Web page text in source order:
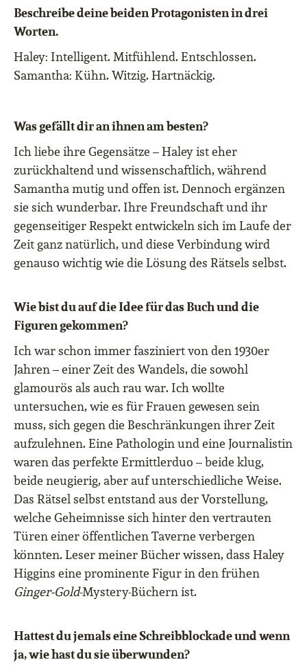
Beschreibe deine beiden Protagonisten in drei
Worten.
Haley: Intelligent. Mitfühlend. Entschlossen.
Samantha: Kühn. Witzig. Hartnäckig.
Was gefällt dir an ihnen am besten?
Ich liebe ihre Gegensätze – Haley ist eher
zurückhaltend und wissenschaftlich, während
Samantha mutig und offen ist. Dennoch ergänzen
sie sich wunderbar. Ihre Freundschaft und ihr
gegenseitiger Respekt entwickeln sich im Laufe der
Zeit ganz natürlich, und diese Verbindung wird
genauso wichtig wie die Lösung des Rätsels selbst.
Wie bist du auf die Idee für das Buch und die
Figuren gekommen?
Ich war schon immer fasziniert von den 1930er
Jahren – einer Zeit des Wandels, die sowohl
glamourös als auch rau war. Ich wollte
untersuchen, wie es für Frauen gewesen sein
muss, sich gegen die Beschränkungen ihrer Zeit
aufzulehnen. Eine Pathologin und eine Journalistin
waren das perfekte Ermittlerduo – beide klug,
beide neugierig, aber auf unterschiedliche Weise.
Das Rätsel selbst entstand aus der Vorstellung,
welche Geheimnisse sich hinter den vertrauten
Türen einer öffentlichen Taverne verbergen
könnten. Leser meiner Bücher wissen, dass Haley
Higgins eine prominente Figur in den frühen
Ginger-Gold-Mystery-Büchern ist.
Hattest du jemals eine Schreibblockade und wenn
ja, wie hast du sie überwunden?